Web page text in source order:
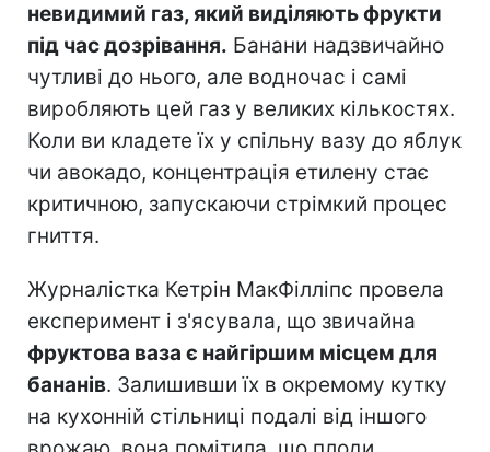
невидимий газ, який виділяють фрукти
під час дозрівання. Банани надзвичайно
чутливі до нього, але водночас і самі
виробляють цей газ у великих кількостях.
Коли ви кладете їх у спільну вазу до яблук
чи авокадо, концентрація етилену стає
критичною, запускаючи стрімкий процес
гниття.
Журналістка Кетрін МакФілліпс провела
експеримент і з'ясувала, що звичайна
фруктова ваза є найгіршим місцем для
бананів. Залишивши їх в окремому кутку
на кухонній стільниці подалі від іншого